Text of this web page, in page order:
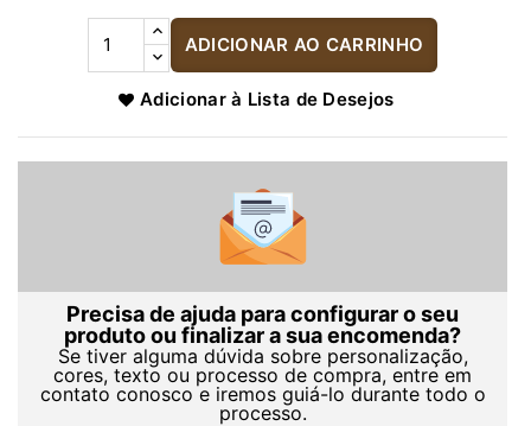
ADICIONAR AO CARRINHO
Adicionar à Lista de Desejos
Precisa de ajuda para configurar o seu
produto ou finalizar a sua encomenda?
Se tiver alguma dúvida sobre personalização,
cores, texto ou processo de compra, entre em
contato conosco e iremos guiá-lo durante todo o
processo.